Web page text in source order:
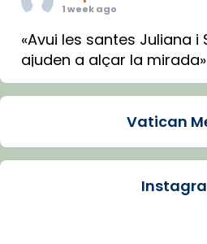
1 week ago
«Avui les santes Juliana
ajuden a alçar la mirada»
Mons. Sergi Gordo,
Santes de Mataró.
🔗tinyurl.com/cvu5jmbk
Vatican